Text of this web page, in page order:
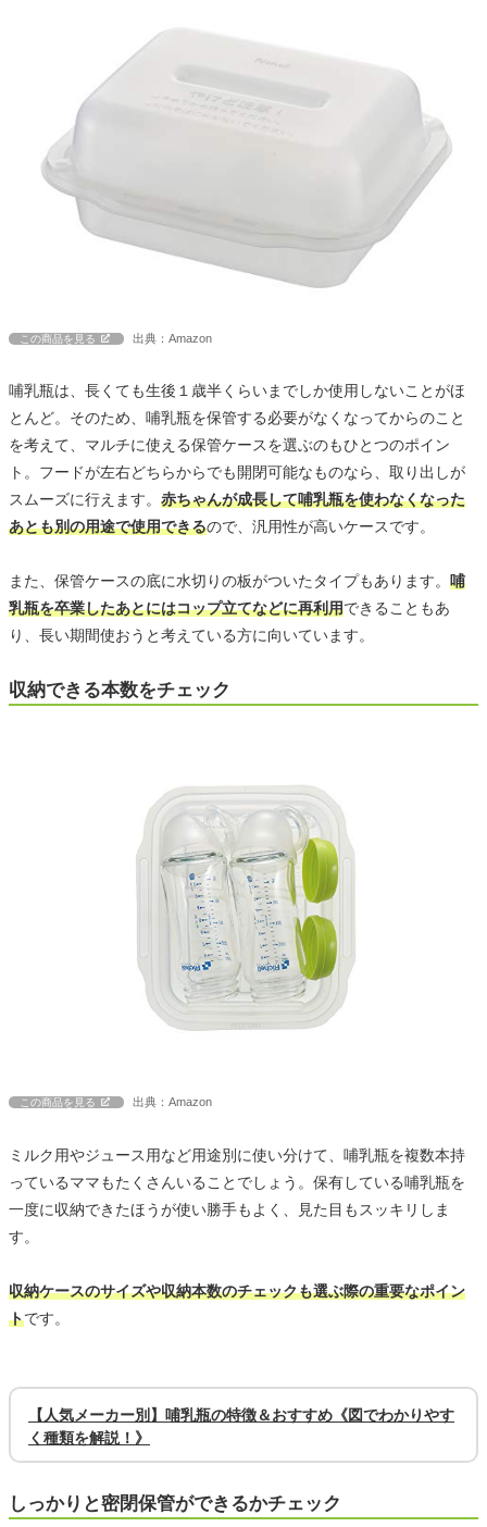
この商品を見る 出典：Amazon
哺乳瓶は、長くても生後１歳半くらいまでしか使用しないことがほ
とんど。そのため、哺乳瓶を保管する必要がなくなってからのこと
を考えて、マルチに使える保管ケースを選ぶのもひとつのポイン
ト。フードが左右どちらからでも開閉可能なものなら、取り出しが
スムーズに行えます。 赤ちゃんが成長して哺乳瓶を使わなくなった
あとも別の用途で使用できるので、汎用性が高いケースです。
また、保管ケースの底に水切りの板がついたタイプもあります。 哺
乳瓶を卒業したあとにはコップ立てなどに再利用できることもあ
り、長い期間使おうと考えている方に向いています。
収納できる本数をチェック
この商品を見る 出典：Amazon
ミルク用やジュース用など用途別に使い分けて、哺乳瓶を複数本持
っているママもたくさんいることでしょう。保有している哺乳瓶を
一度に収納できたほうが使い勝手もよく、見た目もスッキリしま
す。
収納ケースのサイズや収納本数のチェックも選ぶ際の重要なポイン
トです。
【人気メーカー別】哺乳瓶の特徴＆おすすめ《図でわかりやす
く種類を解説！》
しっかりと密閉保管ができるかチェック